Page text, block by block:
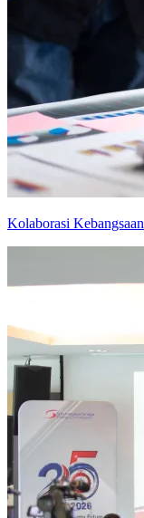
Kolaborasi Kebangsaan